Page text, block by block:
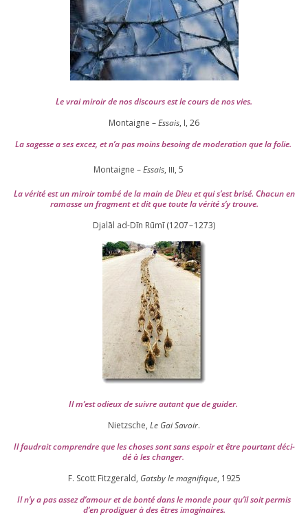
Le vrai miroir de nos dis­cours est le cours de nos vies.
Montaigne –Essais, I, 26
La sagesse a ses excez, et n’a pas moins besoing de mode­ra­tion que la folie.
Montaigne –Essais, III, 5
La véri­té est un miroir tom­bé de la main de Dieu et qui s’est bri­sé. Chacun en
ramasse un frag­ment et dit que toute la véri­té s’y trouve.
Djalāl ad-Dīn Rūmī (1207–1273)
Il m’est odieux de suivre autant que de gui­der.
Nietzsche, Le Gai Savoir.
Il fau­drait com­prendre que les choses sont sans espoir et être pour­tant déci­
dé à les chan­ger.
F. Scott Fitzgerald, Gatsby le magni­fique, 1925
Il n’y a pas assez d’a­mour et de bon­té dans le monde pour qu’il soit per­mis
d’en pro­di­guer à des êtres imaginaires.